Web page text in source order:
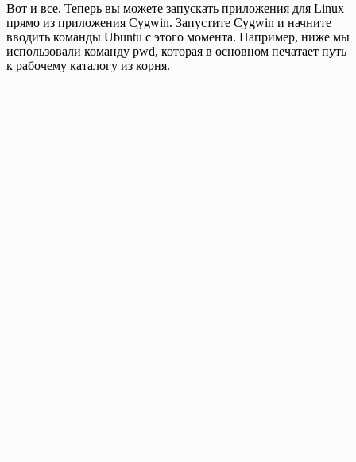
Вот и все. Теперь вы можете запускать приложения для Linux
прямо из приложения Cygwin. Запустите Cygwin и начните
вводить команды Ubuntu с этого момента. Например, ниже мы
использовали команду pwd, которая в основном печатает путь
к рабочему каталогу из корня.